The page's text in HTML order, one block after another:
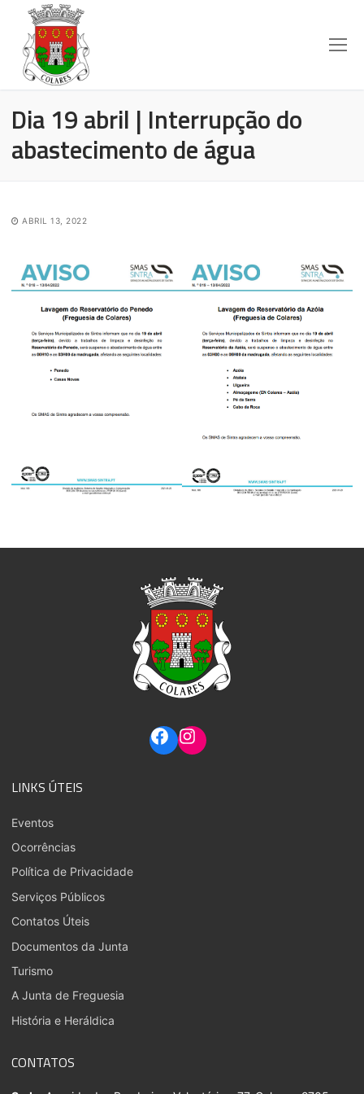
Dia 19 abril | Interrupção do
abastecimento de água
ABRIL 13, 2022
LINKS ÚTEIS
Eventos
Ocorrências
Política de Privacidade
Serviços Públicos
Contatos Úteis
Documentos da Junta
Turismo
A Junta de Freguesia
História e Heráldica
CONTATOS